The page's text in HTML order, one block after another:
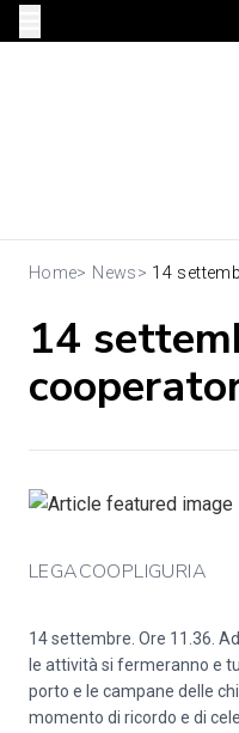
Home> News> 14
14
LEGACOOPLIGURIA
14 settembre. Ore 11.36.
le attività si fermeranno e
porto e le campane delle
momento di ricordo e di